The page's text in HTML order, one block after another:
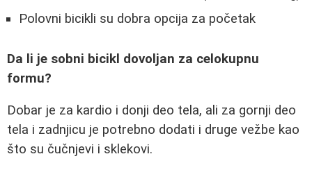
Polovni bicikli su dobra opcija za početak
Da li je sobni bicikl dovoljan za celokupnu
formu?
Dobar je za kardio i donji deo tela, ali za gornji deo
tela i zadnjicu je potrebno dodati i druge vežbe kao
što su čučnjevi i sklekovi.